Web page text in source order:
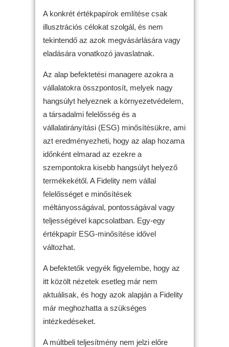
A konkrét értékpapírok említése csak
illusztrációs célokat szolgál, és nem
tekintendő az azok megvásárlására vagy
eladására vonatkozó javaslatnak.
Az alap befektetési managere azokra a
vállalatokra összpontosít, melyek nagy
hangsúlyt helyeznek a környezetvédelem,
a társadalmi felelősség és a
vállalatirányítási (ESG) minősítésükre, ami
azt eredményezheti, hogy az alap hozama
időnként elmarad az ezekre a
szempontokra kisebb hangsúlyt helyező
termékekétől. A Fidelity nem vállal
felelősséget e minősítések
méltányosságával, pontosságával vagy
teljességével kapcsolatban. Egy-egy
értékpapír ESG-minősítése idővel
változhat.
A befektetők vegyék figyelembe, hogy az
itt közölt nézetek esetleg már nem
aktuálisak, és hogy azok alapján a Fidelity
már meghozhatta a szükséges
intézkedéseket.
A múltbeli teljesítmény nem jelzi előre